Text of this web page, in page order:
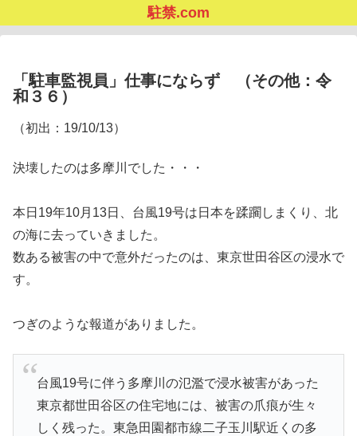
駐禁.com
「駐車監視員」仕事にならず （その他：令
和３６）
（初出：19/10/13）
決壊したのは多摩川でした・・・
本日19年10月13日、台風19号は日本を蹂躙しまくり、北
の海に去っていきました。
数ある被害の中で意外だったのは、東京世田谷区の浸水で
す。
つぎのような報道がありました。
台風19号に伴う多摩川の氾濫で浸水被害があった
東京都世田谷区の住宅地には、被害の爪痕が生々
しく残った。東急田園都市線二子玉川駅近くの多